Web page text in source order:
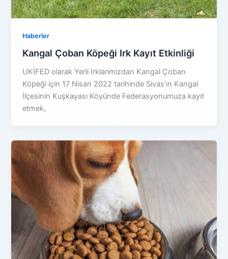
Haberler
Kangal Çoban Köpeği Irk Kayıt Etkinliği
UKİFED olarak Yerli Irklarimizdan Kangal Çoban
Köpeği için 17 Nisan 2022 tarihinde Sivas’ın Kangal
İlçesinin Kuşkayası Köyünde Federasyonumuza kayıt
etmek,